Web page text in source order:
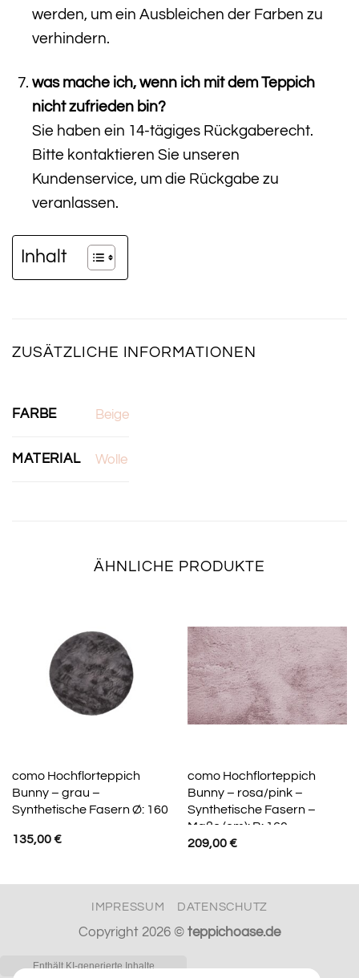
werden, um ein Ausbleichen der Farben zu
verhindern.
was mache ich, wenn ich mit dem Teppich
nicht zufrieden bin?
Sie haben ein 14-tägiges Rückgaberecht.
Bitte kontaktieren Sie unseren
Kundenservice, um die Rückgabe zu
veranlassen.
Inhalt
ZUSÄTZLICHE INFORMATIONEN
FARBE Beige
MATERIAL Wolle
ÄHNLICHE PRODUKTE
como Hochflorteppich
Bunny – grau –
Synthetische Fasern Ø: 160
135,00€
como Hochflorteppich
Bunny – rosa/pink –
Synthetische Fasern –
Maße (cm): B: 160
209,00€
IMPRESSUM DATENSCHUTZ
Copyright 2026 © teppichoase.de